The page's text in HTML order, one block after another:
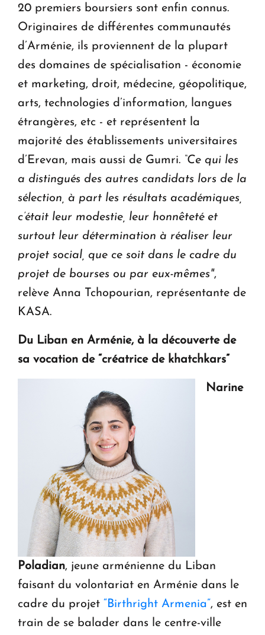
20 premiers boursiers sont enfin connus.
Originaires de différentes communautés
d’Arménie, ils proviennent de la plupart
des domaines de spécialisation - économie
et marketing, droit, médecine, géopolitique,
arts, technologies d’information, langues
étrangères, etc - et représentent la
majorité des établissements universitaires
d’Erevan, mais aussi de Gumri. “Ce qui les
a distingués des autres candidats lors de la
sélection, à part les résultats académiques,
c’était leur modestie, leur honnêteté et
surtout leur détermination à réaliser leur
projet social, que ce soit dans le cadre du
projet de bourses ou par eux-mêmes",
relève Anna Tchopourian, représentante de
KASA.
Du Liban en Arménie, à la découverte de
sa vocation de “créatrice de khatchkars”
Narine
Poladian, jeune arménienne du Liban
faisant du volontariat en Arménie dans le
cadre du projet “Birthright Armenia”, est en
train de se balader dans le centre-ville